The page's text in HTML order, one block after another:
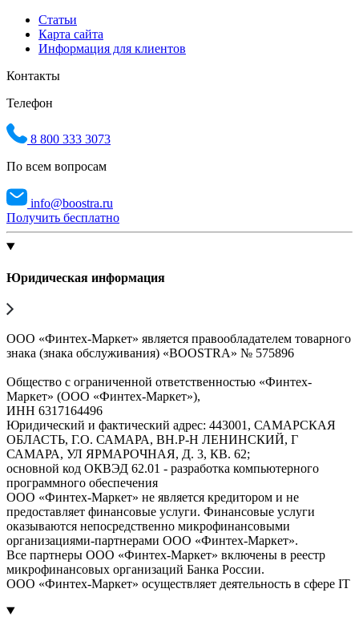
Статьи
Карта сайта
Информация для клиентов
Контакты
Телефон
8 800 333 3073
По всем вопросам
info@boostra.ru
Получить бесплатно
Юридическая информация
ООО «Финтех-Маркет» является правообладателем товарного
знака (знака обслуживания) «BOOSTRA» № 575896
Общество с ограниченной ответственностью «Финтех-
Маркет» (ООО «Финтех-Маркет»),
ИНН 6317164496
Юридический и фактический адрес: 443001, САМАРСКАЯ
ОБЛАСТЬ, Г.О. САМАРА, ВН.Р-Н ЛЕНИНСКИЙ, Г
САМАРА, УЛ ЯРМАРОЧНАЯ, Д. 3, КВ. 62;
основной код ОКВЭД 62.01 - разработка компьютерного
программного обеспечения
ООО «Финтех-Маркет» не является кредитором и не
предоставляет финансовые услуги. Финансовые услуги
оказываются непосредственно микрофинансовыми
организациями-партнерами ООО «Финтех-Маркет».
Все партнеры ООО «Финтех-Маркет» включены в реестр
микрофинансовых организаций Банка России.
ООО «Финтех-Маркет» осуществляет деятельность в сфере IT